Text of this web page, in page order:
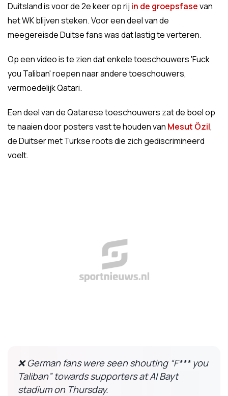
Duitsland is voor de 2e keer op rij in de groepsfasevan
het WK blijven steken. Voor een deel van de
meegereisde Duitse fans was dat lastig te verteren.
Op een video is te zien dat enkele toeschouwers 'Fuck
you Taliban' roepen naar andere toeschouwers,
vermoedelijk Qatari.
Een deel van de Qatarese toeschouwers zat de boel op
te naaien door posters vast te houden van Mesut Özil,
de Duitser met Turkse roots die zich gediscrimineerd
voelt.
❌ German fans were seen shouting “F*** you
Taliban” towards supporters at Al Bayt
stadium on Thursday.